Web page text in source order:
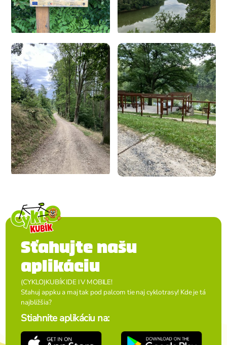
Sťahujte našu
aplikáciu
(CYKLO)KUBÍK IDE I V MOBILE!
Sťahuj appku a maj tak pod palcom tie naj cyklotrasy! Kde je tá
najbližšia?
Stiahnite aplikáciu na: